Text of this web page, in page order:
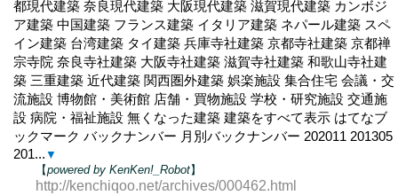
都現代建築 奈良現代建築 大阪現代建築 滋賀現代建築 カンボジ
ア建築 中国建築 フランス建築 イタリア建築 ネパール建築 スペ
イン建築 台湾建築 タイ建築 兵庫寺社建築 京都寺社建築 京都禅
宗寺院 奈良寺社建築 大阪寺社建築 滋賀寺社建築 和歌山寺社建
築 三重建築 近代建築 関西圏外建築 娯楽施設 集合住宅 会議・交
流施設 博物館・美術館 店舗・買物施設 学校・研究施設 交通施
設 病院・福祉施設 無くなった建築 建築をすべて表示 はてなブ
ックマーク バックナンバー 月別バックナンバー 202011 201305
201... ▼
【powered by KenKen!_Robot】
http://kenchiqoo.net/archives/000462.html